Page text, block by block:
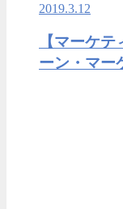
2019.3.12
【マーケ
ーン・マー